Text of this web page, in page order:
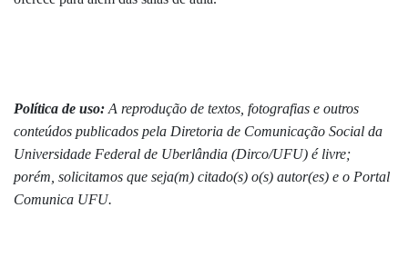
Política de uso: A reprodução de textos, fotografias e outros
conteúdos publicados pela Diretoria de Comunicação Social da
Universidade Federal de Uberlândia (Dirco/UFU) é livre;
porém, solicitamos que seja(m) citado(s) o(s) autor(es) e o Portal
Comunica UFU.